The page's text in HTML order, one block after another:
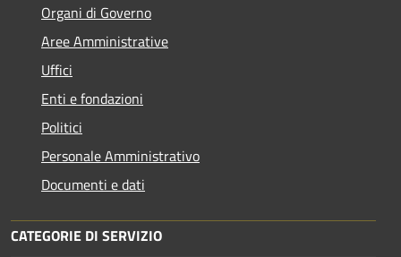
Organi di Governo
Aree Amministrative
Uffici
Enti e fondazioni
Politici
Personale Amministrativo
Documenti e dati
CATEGORIE DI SERVIZIO